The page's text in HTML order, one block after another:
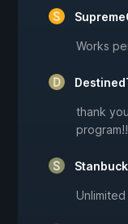
Works
thank
Stanbuck